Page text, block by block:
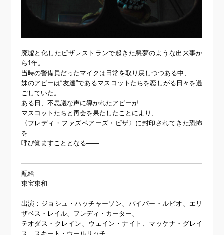
廃墟と化したピザレストランで起きた悪夢のような出来事か
ら1年。
当時の警備員だったマイクは日常を取り戻しつつある中、
妹のアビーは“友達”であるマスコットたちを恋しがる日々を過
ごしていた。
ある日、不思議な声に導かれたアビーが
マスコットたちと再会を果たしたことにより、
〈フレディ・ファズベアーズ・ピザ〉に封印されてきた恐怖
を
呼び覚ますこととなる――
配給
東宝東和
出演：ジョシュ・ハッチャーソン、パイパー・ルビオ、エリ
ザベス・レイル、フレディ・カーター、
テオダス・クレイン、ウェイン・ナイト、マッケナ・グレイ